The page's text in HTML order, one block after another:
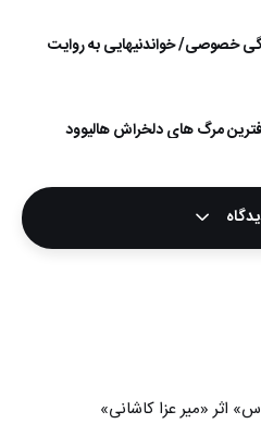
خصوصی/ خواندنیهایی به روایت
مرگ های دلخراش هالیوود